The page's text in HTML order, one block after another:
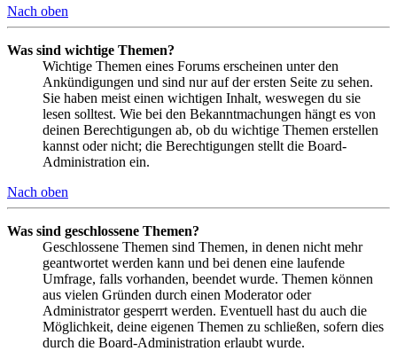
Nach oben
Was sind wichtige Themen?
Wichtige Themen eines Forums erscheinen unter den
Ankündigungen und sind nur auf der ersten Seite zu sehen.
Sie haben meist einen wichtigen Inhalt, weswegen du sie
lesen solltest. Wie bei den Bekanntmachungen hängt es von
deinen Berechtigungen ab, ob du wichtige Themen erstellen
kannst oder nicht; die Berechtigungen stellt die Board-
Administration ein.
Nach oben
Was sind geschlossene Themen?
Geschlossene Themen sind Themen, in denen nicht mehr
geantwortet werden kann und bei denen eine laufende
Umfrage, falls vorhanden, beendet wurde. Themen können
aus vielen Gründen durch einen Moderator oder
Administrator gesperrt werden. Eventuell hast du auch die
Möglichkeit, deine eigenen Themen zu schließen, sofern dies
durch die Board-Administration erlaubt wurde.